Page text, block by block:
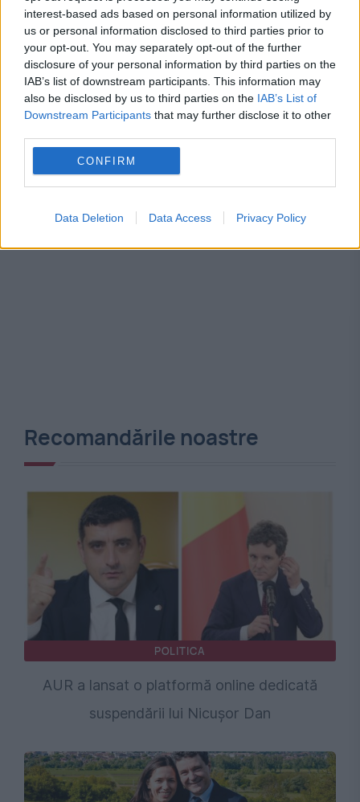
interest-based ads based on personal information utilized by
us or personal information disclosed to third parties prior to
your opt-out. You may separately opt-out of the further
disclosure of your personal information by third parties on the
IAB’s list of downstream participants. This information may
also be disclosed by us to third parties on the IAB’s List of
Downstream Participants that may further disclose it to other
CONFIRM
Data Deletion Data Access Privacy Policy
tarife
forum nicusor dan presedinte romania
Recomandările noastre
POLITICA
AUR a lansat o platformă online dedicată
suspendării lui Nicușor Dan